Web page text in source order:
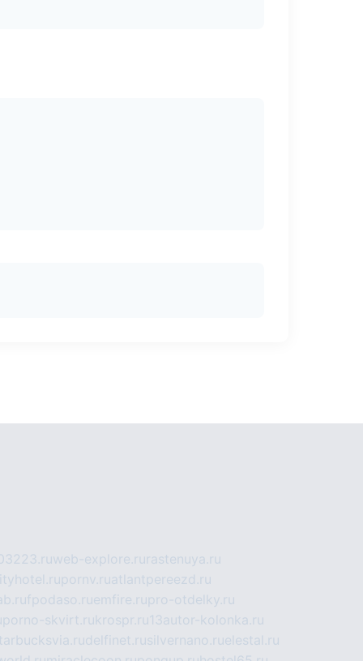
web-explore.ru rastenuya.ru
pornv.ruatlantpereezd.ru
fpodaso.ruemfire.rupro-otdelky.ru
porno-skvirt.rukrospr.ru13autor-kolonka.ru
delfinet.rusilvernano.ruelestal.ru